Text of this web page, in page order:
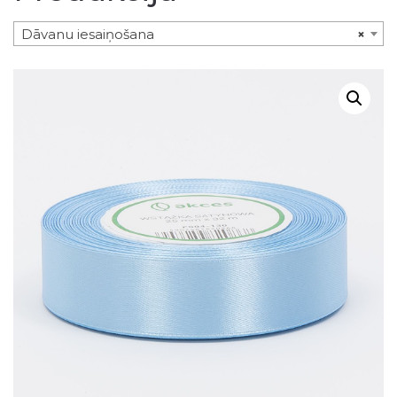
×
Dāvanu iesaiņošana